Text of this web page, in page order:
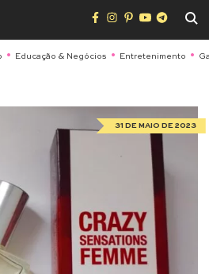
Educação & Negócios Entretenimento
31 DE MAIO DE 2023